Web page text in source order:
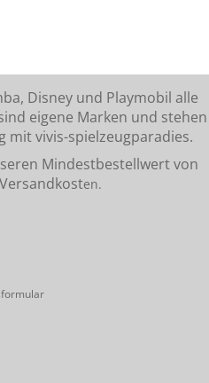
Disney und Playmobil alle
eigene Marken und stehen
mit vivis-spielzeugparadies.
Mindestbestellwert von
en.